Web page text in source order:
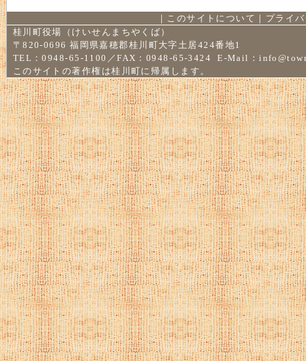
｜ このサイトについて ｜ プライ
桂川町役場（けいせんまちやくば）
〒820-0696 福岡県嘉穂郡桂川町大字土居424番地1
TEL：0948-65-1100／FAX：0948-65-3424 E-Mail：
このサイトの著作権は桂川町に帰属します。